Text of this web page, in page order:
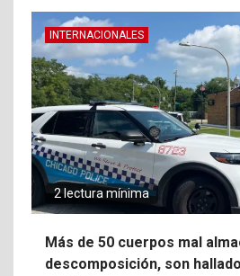
INTERNACIONALES
2 lectura mínima
Más de 50 cuerpos mal
descomposición, son